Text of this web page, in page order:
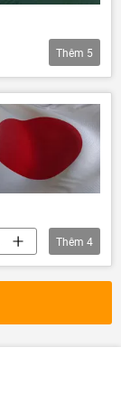
Thêm 5
Thêm 4